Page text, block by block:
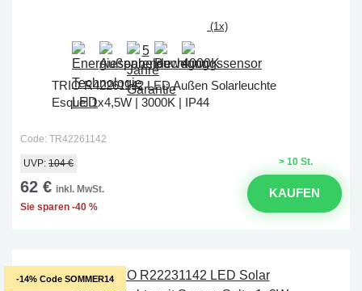
(1x)
TRIO R42261142 LED Außen Solarleuchte
Esquel 1x4,5W | 3000K | IP44
Code: TR42261142
> 10 St.
UVP: 104 €
62 € inkl. MwSt.
Sie sparen -40 %
KAUFEN
-14% Code SOMMER14